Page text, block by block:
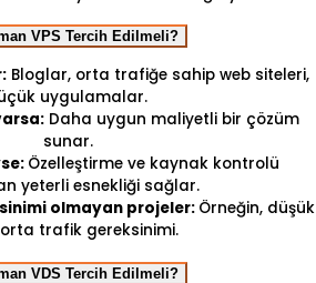
VPS Tercih Edilmeli?
Bloglar, orta trafiğe sahip web siteleri,
uygulamalar.
Daha uygun maliyetli bir çözüm
sunar.
Özelleştirme ve kaynak kontrolü
yeterli esnekliği sağlar.
olmayan projeler: Örneğin, düşük
trafik gereksinimi.
VDS Tercih Edilmeli?